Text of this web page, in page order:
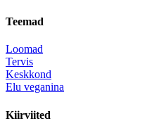
Teemad
Loomad
Tervis
Keskkond
Elu veganina
Kiirviited